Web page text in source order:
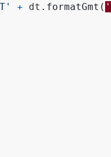
+ dt . formatGmt ( '